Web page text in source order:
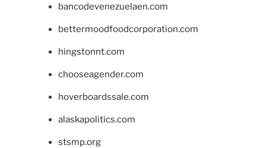
bancodevenezuelaen.com
bettermoodfoodcorporation.com
hingstonnt.com
chooseagender.com
hoverboardssale.com
alaskapolitics.com
stsmp.org